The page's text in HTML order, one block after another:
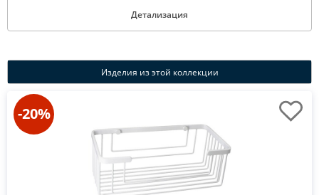
Детализация
Изделия из этой коллекции
-20%